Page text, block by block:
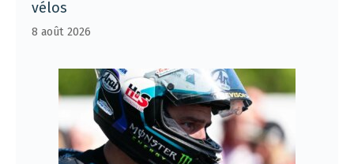
vélos
8 août 2026